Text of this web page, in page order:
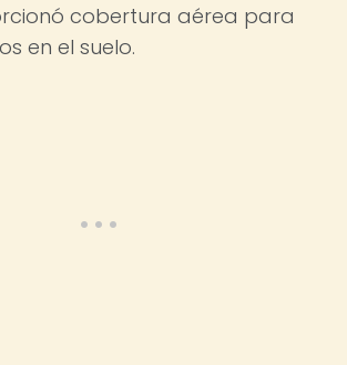
cobertura aérea para
en el suelo.